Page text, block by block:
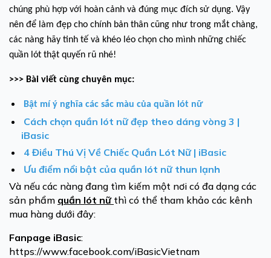
chúng phù hợp với hoàn cảnh và đúng mục đích sử dụng. Vậy
nên để làm đẹp cho chính bản thân cũng như trong mắt chàng,
các nàng hãy tinh tế và khéo léo chọn cho mình những chiếc
quần lót thật quyến rũ nhé!
>>> Bài viết cùng chuyên mục:
Bật mí ý nghĩa các sắc màu của quần lót nữ
Cách chọn quần lót nữ đẹp theo dáng vòng 3 |
iBasic
4 Điều Thú Vị Về Chiếc Quần Lót Nữ | iBasic
Ưu điểm nổi bật của quần lót nữ thun lạnh
Và nếu các nàng đang tìm kiếm một nơi có đa dạng các
sản phẩm quần lót nữ thì có thể tham khảo các kênh
mua hàng dưới đây:
Fanpage iBasic:
https://www.facebook.com/iBasicVietnam